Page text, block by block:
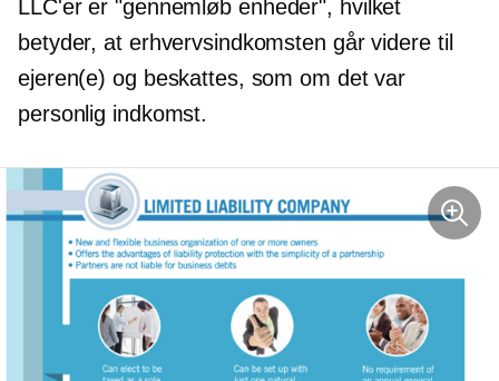
LLC'er er"gennemløb enheder", hvilket
betyder, at erhvervsindkomsten går videre til
ejeren(e) og beskattes, som om det var
personlig indkomst.